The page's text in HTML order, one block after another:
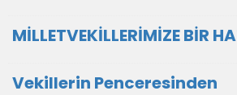
MİLLETVEKİLLERİMİZE BİR
Vekillerin Penceresinden